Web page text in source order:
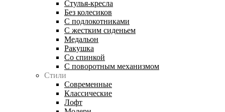
Стулья-кресла
Без колесиков
С подлокотниками
С жестким сиденьем
Медальон
Ракушка
Со спинкой
С поворотным механизмом
Стили
Современные
Классические
Лофт